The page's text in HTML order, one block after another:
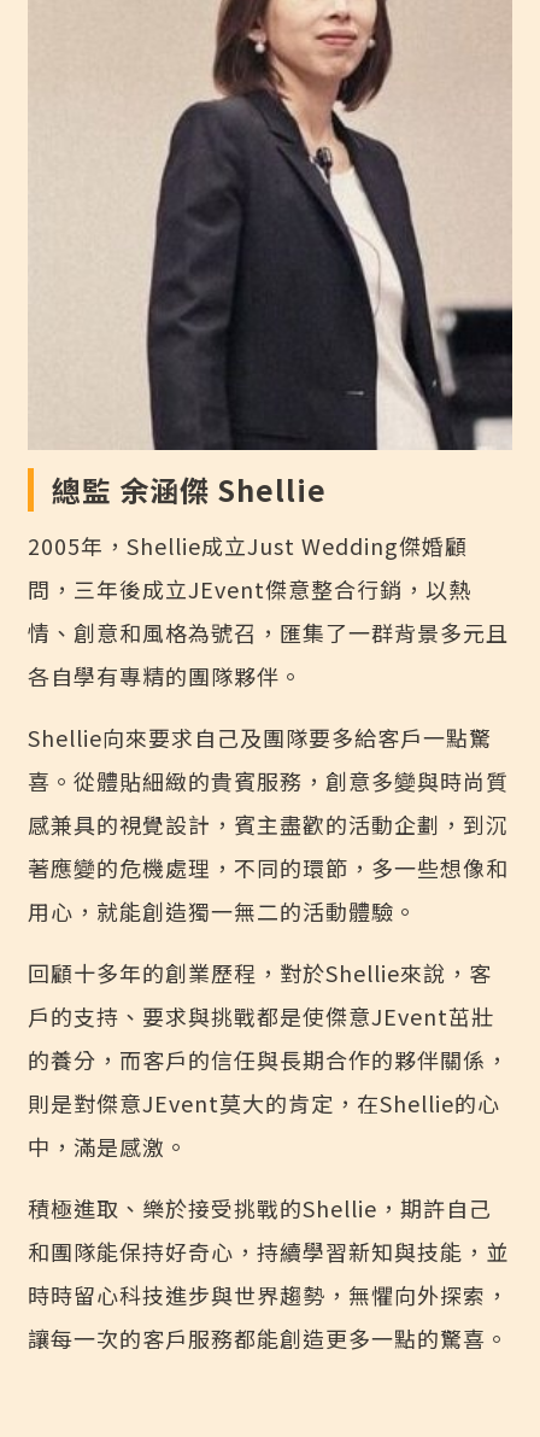
總監 余涵傑 Shellie
2005年，Shellie成立Just Wedding傑婚顧
問，三年後成立JEvent傑意整合行銷，以熱
情、創意和風格為號召，匯集了一群背景多元且
各自學有專精的團隊夥伴。
Shellie向來要求自己及團隊要多給客戶一點驚
喜。從體貼細緻的貴賓服務，創意多變與時尚質
感兼具的視覺設計，賓主盡歡的活動企劃，到沉
著應變的危機處理，不同的環節，多一些想像和
用心，就能創造獨一無二的活動體驗。
回顧十多年的創業歷程，對於Shellie來說，客
戶的支持、要求與挑戰都是使傑意JEvent茁壯
的養分，而客戶的信任與長期合作的夥伴關係，
則是對傑意JEvent莫大的肯定，在Shellie的心
中，滿是感激。
積極進取、樂於接受挑戰的Shellie，期許自己
和團隊能保持好奇心，持續學習新知與技能，並
時時留心科技進步與世界趨勢，無懼向外探索，
讓每一次的客戶服務都能創造更多一點的驚喜。